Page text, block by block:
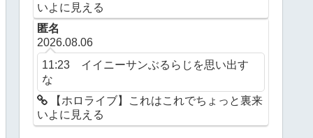
いよに見える
匿名
2026.08.06
11:23 イイニーサンぶるらじを思い出す
な
【ホロライブ】これはこれでちょっと裏来
いよに見える